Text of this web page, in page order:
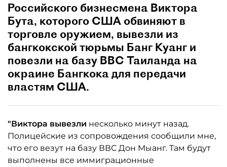
Российского бизнесмена Виктора
Бута, которого США обвиняют в
торговле оружием, вывезли из
бангкокской тюрьмы Банг Куанг и
повезли на базу ВВС Таиланда на
окраине Бангкока для передачи
властям США.
"Виктора вывезли несколько минут назад.
Полицейские из сопровождения сообщили мне,
что его везут на базу ВВС Дон Мыанг. Там будут
выполнены все иммиграционные